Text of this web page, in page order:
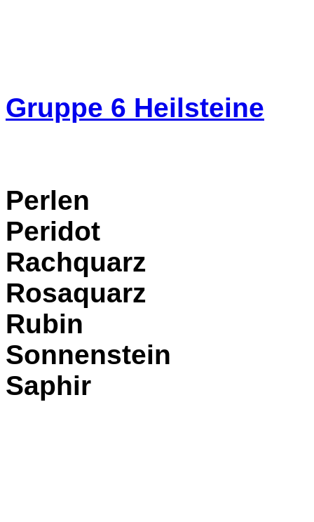
Gruppe 6 Heilsteine
Perlen
Peridot
Rachquarz
Rosaquarz
Rubin
Sonnenstein
Saphir